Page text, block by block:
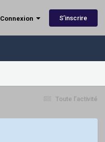
S’inscrire
Toute l’activité